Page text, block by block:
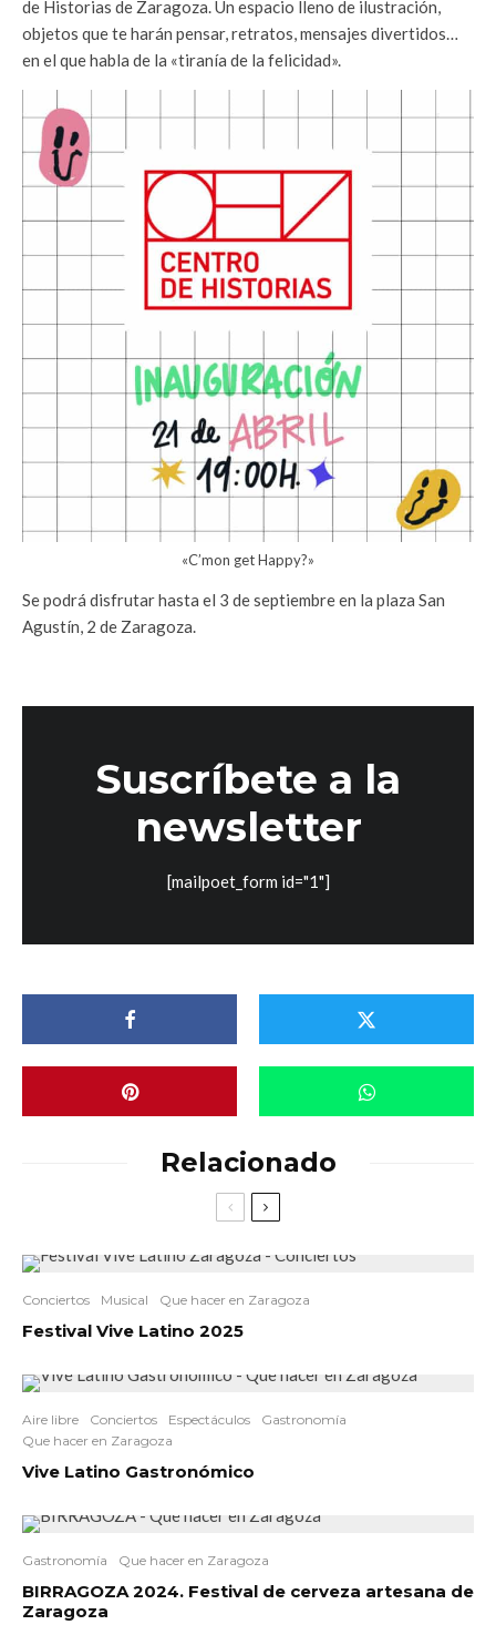
de Historias de Zaragoza. Un espacio lleno de ilustración,
objetos que te harán pensar, retratos, mensajes divertidos…
en el que habla de la «tiranía de la felicidad».
«C’mon get Happy?»
Se podrá disfrutar hasta el 3 de septiembre en la plaza San
Agustín, 2 de Zaragoza.
Suscríbete a la
newsletter
[mailpoet_form id="1"]
Relacionado
Conciertos Musical Que hacer en Zaragoza
Festival Vive Latino 2025
Aire libre Conciertos Espectáculos
Gastronomía
Que hacer en Zaragoza
Vive Latino Gastronómico
Gastronomía Que hacer en Zaragoza
BIRRAGOZA 2024. Festival de cerveza artesana de
Zaragoza